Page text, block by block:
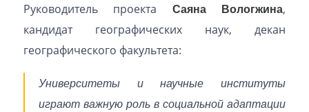
Руководитель проекта Саяна Вологжина,
кандидат географических наук, декан
географического факультета:
Университеты и научные институты
играют важную роль в социальной адаптации